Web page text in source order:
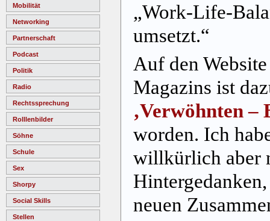
Mobilität
Networking
Partnerschaft
Podcast
Politik
Radio
Rechtssprechung
Rolllenbilder
Söhne
Schule
Sex
Shorpy
Social Skills
Stellen
„Work-Life-
umsetzt.“
Auf den
Magazins ist
‚Verwöhnten –
worden. Ich
willkürlich aber
neuen